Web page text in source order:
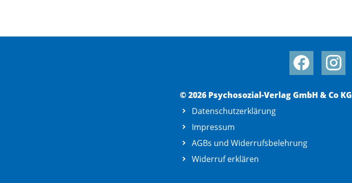
© 2026 Psychosozial-Verlag GmbH & Co KG
Datenschutzerklärung
Impressum
AGBs und Widerrufsbelehrung
Widerruf erklären